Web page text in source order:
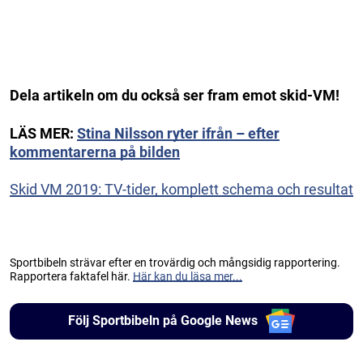
Dela artikeln om du också ser fram emot skid-VM!
LÄS MER: Stina Nilsson ryter ifrån – efter
kommentarerna på bilden
Skid VM 2019: TV-tider, komplett schema och resultat
Sportbibeln strävar efter en trovärdig och mångsidig rapportering.
Rapportera faktafel här. Här kan du läsa mer...
Följ Sportbibeln på Google News